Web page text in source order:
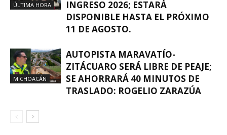
ÚLTIMA HORA
INGRESO 2026; ESTARÁ
DISPONIBLE HASTA EL PRÓXIMO
11 DE AGOSTO.
MICHOACÁN
AUTOPISTA MARAVATÍO-
ZITÁCUARO SERÁ LIBRE DE PEAJE;
SE AHORRARÁ 40 MINUTOS DE
TRASLADO: ROGELIO ZARAZÚA